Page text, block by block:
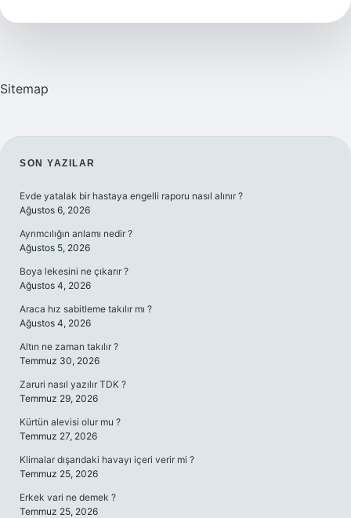
Kullanılır
Sitemap
SIDEBAR
SON YAZILAR
Evde yatalak bir hastaya engelli raporu nasıl alınır ?
Ağustos 6, 2026
Ayrımcılığın anlamı nedir ?
Ağustos 5, 2026
Boya lekesini ne çıkarır ?
Ağustos 4, 2026
Araca hız sabitleme takılır mı ?
Ağustos 4, 2026
Altın ne zaman takılır ?
Temmuz 30, 2026
Zaruri nasıl yazılır TDK ?
Temmuz 29, 2026
Kürtün alevisi olur mu ?
Temmuz 27, 2026
Klimalar dışarıdaki havayı içeri verir mi ?
Temmuz 25, 2026
Erkek vari ne demek ?
Temmuz 25, 2026